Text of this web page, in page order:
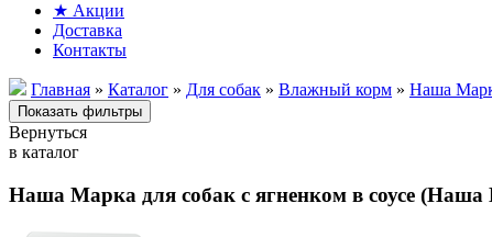
★ Акции
Доставка
Контакты
Главная » Каталог » Для собак » Влажный корм » Наша
Вернуться
в каталог
Наша Марка для собак с ягненком в соусе (Наша